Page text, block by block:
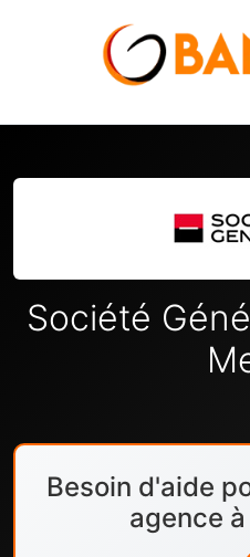
Société
Besoin d'aide
agence